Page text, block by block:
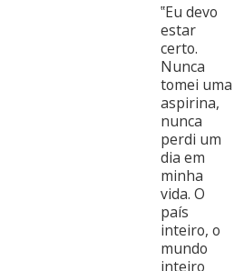
‟Eu devo
estar
certo.
Nunca
tomei uma
aspirina,
nunca
perdi um
dia em
minha
vida. O
país
inteiro, o
mundo
inteiro